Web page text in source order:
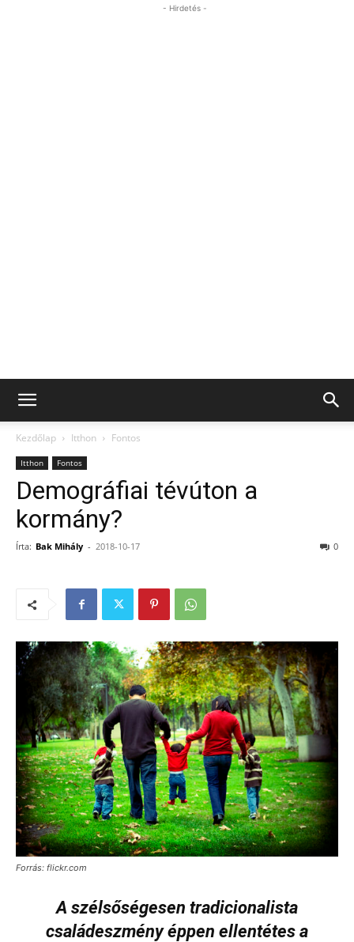
- Hirdetés -
Kezdőlap Itthon Fontos
Itthon Fontos
Demográfiai tévúton a
kormány?
Írta: Bak Mihály - 2018-10-17 0
Forrás: flickr.com
A szélsőségesen tradicionalista
családeszmény éppen ellentétes a